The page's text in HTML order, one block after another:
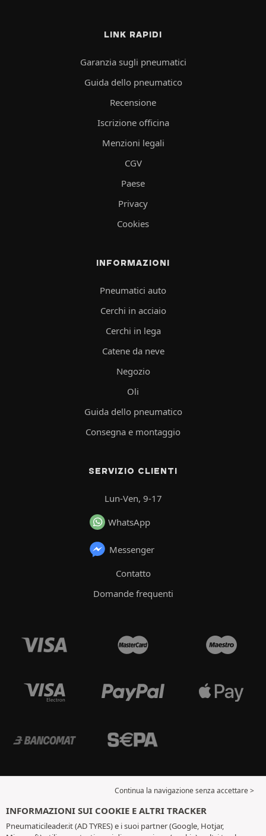
LINK RAPIDI
Garanzia sugli pneumatici
Guida dello pneumatico
Recensione
Iscrizione officina
Menzioni legali
CGV
Paese
Privacy
Cookies
INFORMAZIONI
Pneumatici auto
Cerchi in acciaio
Cerchi in lega
Catene da neve
Negozio
Oli
Guida dello pneumatico
Consegna e montaggio
SERVIZIO CLIENTI
Lun-Ven, 9-17
WhatsApp
Messenger
Contatto
Domande frequenti
Continua la navigazione senza accettare >
INFORMAZIONI SUI COOKIE E ALTRI TRACKER
Pneumaticileader.it (AD TYRES) e i suoi partner (Google, Hotjar,